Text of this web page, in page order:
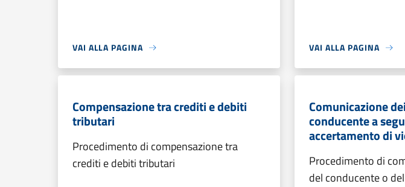
VAI ALLA PAGINA VAI ALLA PAGINA
Compensazione tra crediti e debiti
tributari
Procedimento di compensazione tra
crediti e debiti tributari
Comunicazione
conducente a
accertamento di
Procedimento di
del conducente o